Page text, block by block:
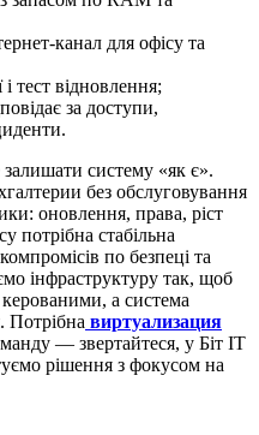
канал для офісу та
тест відновлення;
за доступи,
систему «як є».
без обслуговування
оновлення, права, ріст
потрібна стабільна
по безпеці та
інфраструктуру так, щоб
а система
Потрібна виртуализация
— звертайтеся, у Біт ІТ
рішення з фокусом на